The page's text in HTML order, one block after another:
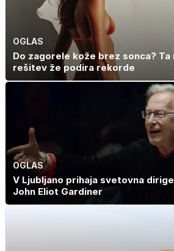
OGLAS
Do zagorele kože brez sonca? Ta
rešitev že podira rekorde
OGLAS
V Ljubljano prihaja svetovna
John Eliot Gardiner